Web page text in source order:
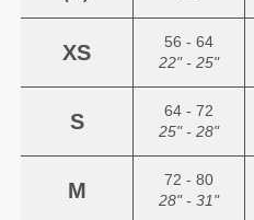
XS
56 - 64
22" - 25"
S
64 - 72
25" - 28"
M
72 - 80
28" - 31"